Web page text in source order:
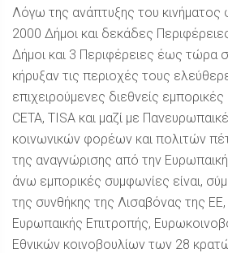
Λόγω της ανάπτυξης του κινήματος
2000 Δήμοι και δεκάδες
Δήμοι και 3 Περιφέρειες έως τώρα
κήρυξαν τις περιοχές τους
επιχειρούμενες διεθνείς
CETA, TISA και μαζί με
κοινωνικών φορέων και πολιτών
της αναγνώρισης από την
άνω εμπορικές συμφωνίες είναι,
της συνθήκης της Λισαβόνας της ΕΕ,
Ευρωπαικής Επιτροπής,
Εθνικών κοινοβουλίων των 28